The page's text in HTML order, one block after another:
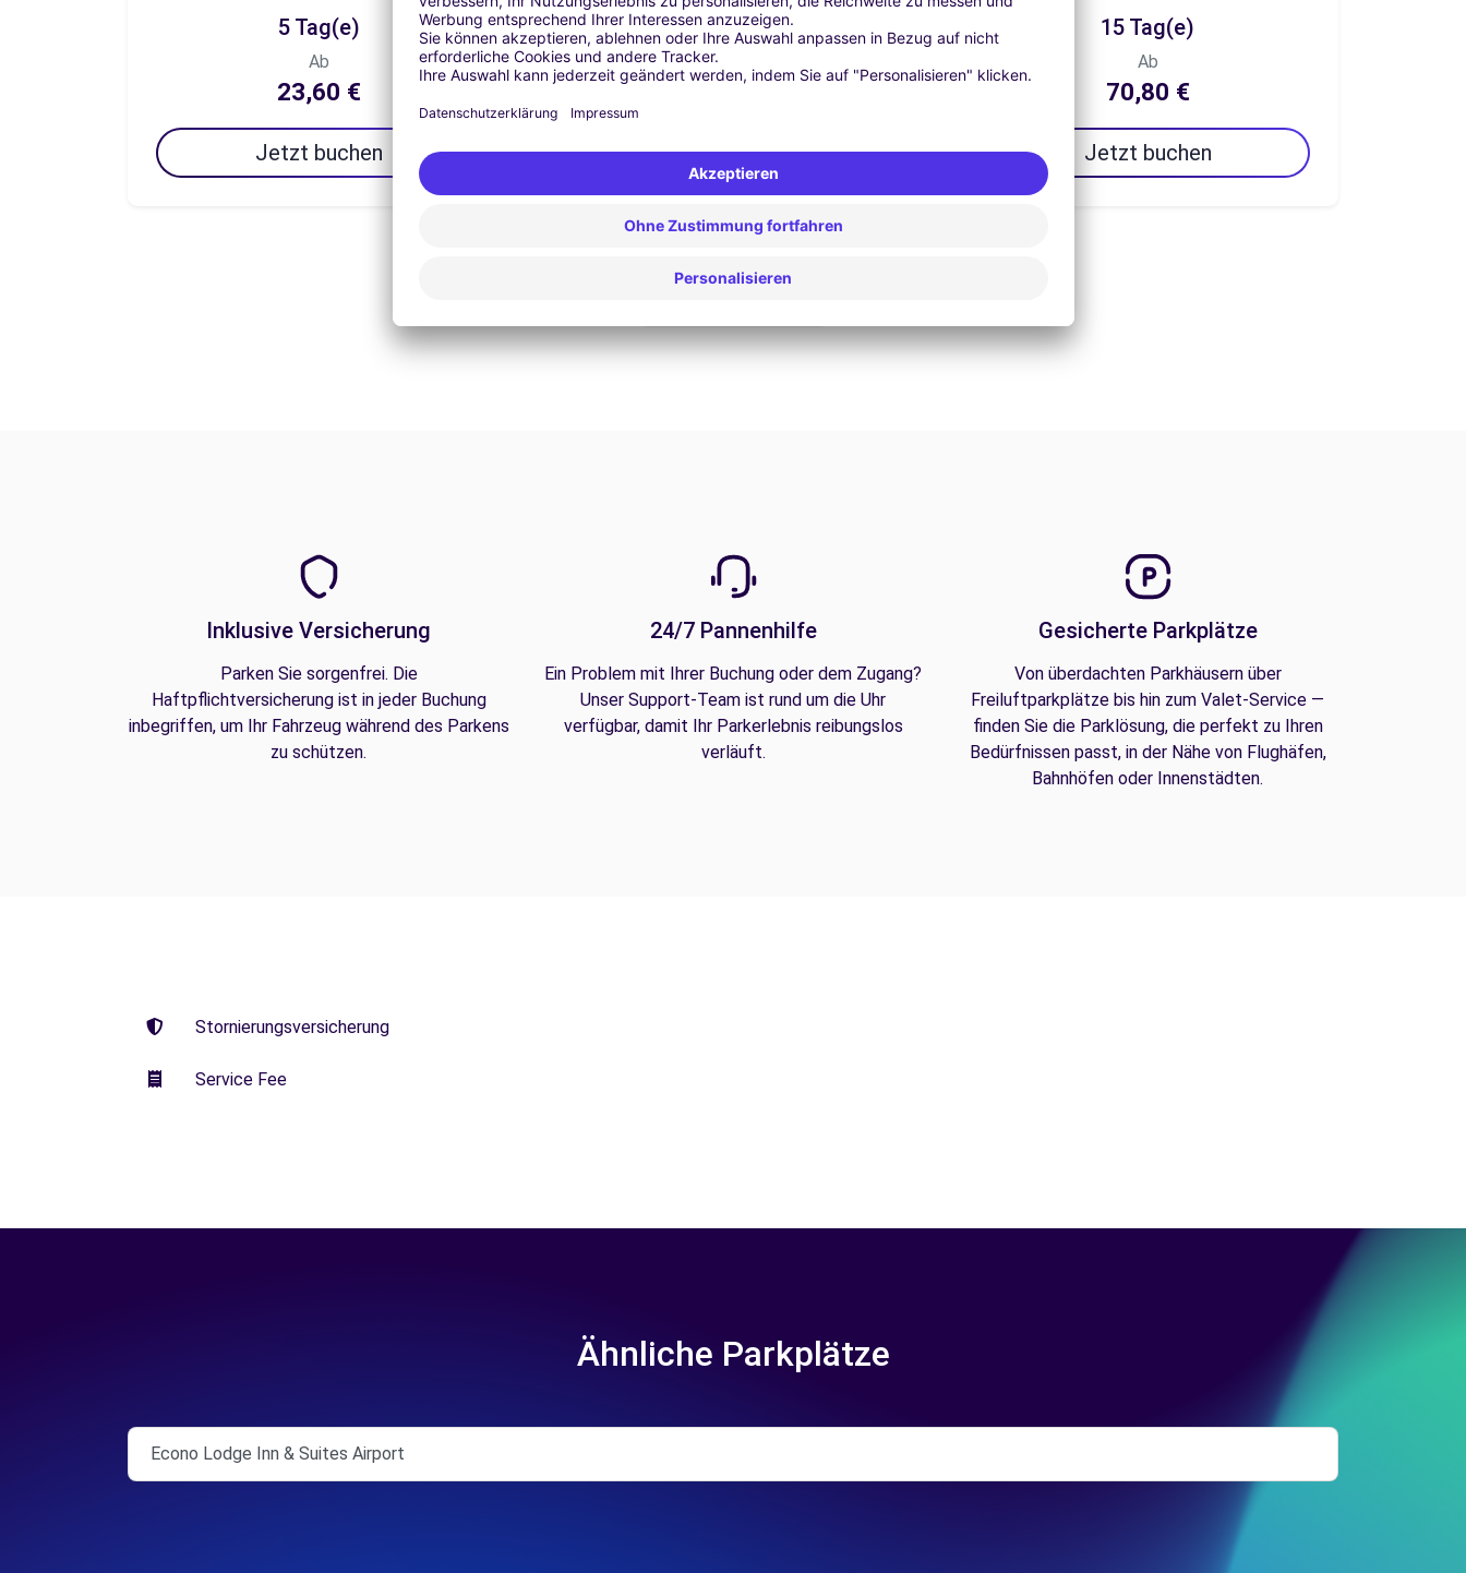
5 Tag(e)
Ab
23,60 €
Jetzt buchen
7 Tag(e)
33,04 €
Jetzt buchen
15 Tag(e)
Ab
70,80 €
Jetzt buchen
Inklusive Versicherung
Parken Sie sorgenfrei. Die
Haftpflichtversicherung ist in jeder Buchung
inbegriffen, um Ihr Fahrzeug während des Parkens
zu schützen.
24/7 Pannenhilfe
Ein Problem mit Ihrer Buchung oder dem Zugang?
Unser Support-Team ist rund um die Uhr
verfügbar, damit Ihr Parkerlebnis reibungslos
verläuft.
Gesicherte Parkplätze
Von überdachten Parkhäusern über
Freiluftparkplätze bis hin zum Valet-Service —
finden Sie die Parklösung, die perfekt zu Ihren
Bedürfnissen passt, in der Nähe von Flughäfen,
Bahnhöfen oder Innenstädten.
Stornierungsversicherung
Service Fee
Ähnliche Parkplätze
Econo Lodge Inn & Suites Airport